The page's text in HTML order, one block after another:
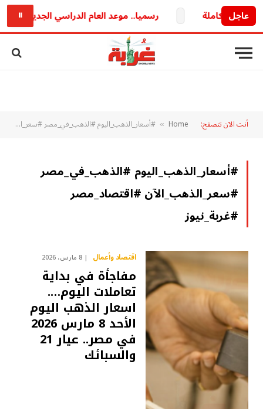
عاجل رسميا.. موعد العام الدراسي الجديد 2026/2027 وخريطة الدراسة والامتحانات كاملة ⏸
أنت الآن تتصفح: Home
» #أسعار_الذهب_اليوم #الذهب_في_مصر #سعر_الذهب_الآن #اقتصاد_مصر #غربة_نيوز
#أسعار_الذهب_اليوم #الذهب_في_مصر
#سعر_الذهب_الآن #اقتصاد_مصر
#غربة_نيوز
اقتصاد وأعمال 8 مارس، 2026
مفاجأة في بداية
تعاملات اليوم….
اسعار الذهب اليوم
الأحد 8 مارس 2026
في مصر.. عيار 21
والسبائك